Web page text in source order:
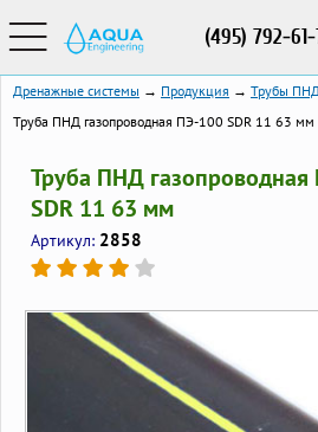
(495) 792-
Дренажные системы → Продукция → Трубы
Труба ПНД газопроводная ПЭ-100 SDR 11 63 мм
Труба ПНД
SDR 11 63 мм
Артикул: 2858